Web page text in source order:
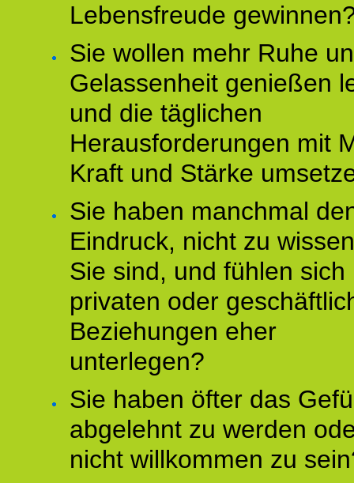
Lebensfreude
Sie wollen mehr Ruhe
Gelassenheit genießen
und die täglichen
Herausforderungen mit
Kraft und Stärke
Sie haben manchmal
Eindruck, nicht zu
Sie sind, und fühlen sich
privaten oder
Beziehungen eher
unterlegen?
Sie haben öfter das
abgelehnt zu werden
nicht willkommen zu